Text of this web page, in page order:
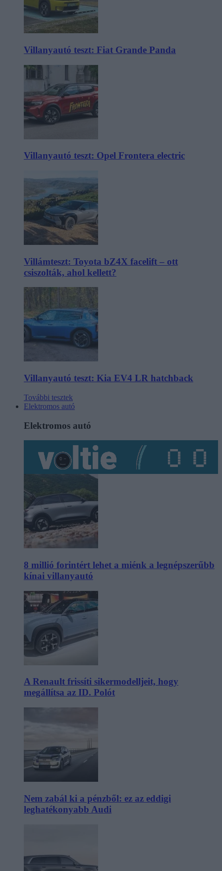
Villanyautó teszt: Fiat Grande Panda
Villanyautó teszt: Opel Frontera electric
Villámteszt: Toyota bZ4X facelift – ott
csiszolták, ahol kellett?
Villanyautó teszt: Kia EV4 LR hatchback
További tesztek
Elektromos autó
Elektromos autó
8 millió forintért lehet a miénk a legnépszerűbb
kínai villanyautó
A Renault frissíti sikermodelljeit, hogy
megállítsa az ID. Polót
Nem zabál ki a pénzből: ez az eddigi
leghatékonyabb Audi